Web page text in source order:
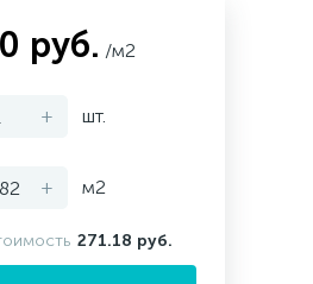
руб. /м2
+ шт.
+ м2
271.18 руб.